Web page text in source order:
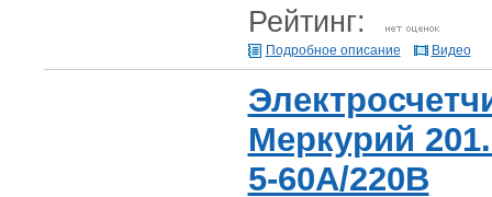
Рейтинг:
Подробное описание Видео
Меркурий
5-60А/220В